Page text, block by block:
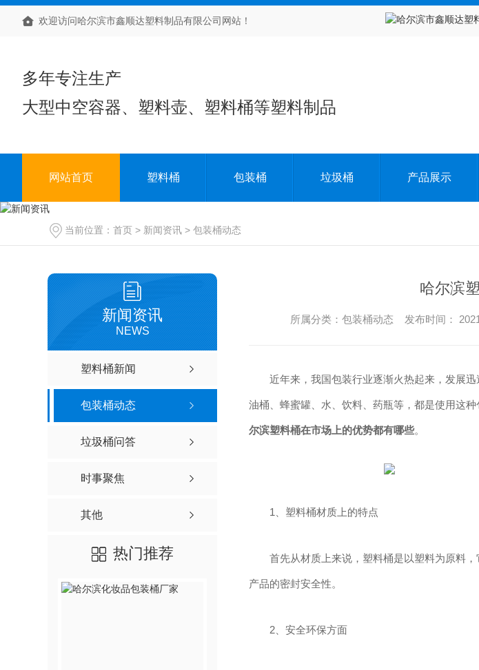
欢迎访问哈尔滨市鑫顺达塑料制品有限公司网站！
多年专注生产
大型中空容器、塑料壶、塑料桶等塑料制品
网站首页 塑料桶 包装桶 垃圾桶 产品展示
当前位置： 首页 > 新闻资讯 > 包装桶动态
新闻资讯
NEWS
塑料桶新闻
包装桶动态
垃圾桶问答
时事聚焦
其他
热门推荐
哈尔滨
所属分类：包装桶动态 发布时间：
近年来，我国包装行业逐渐火热起来，发展迅
油桶、蜂蜜罐、水、饮料、药瓶等，都是使用这
尔滨塑料桶在市场上的优势都有哪些。
1、塑料桶材质上的特点
首先从材质上来说，塑料桶是以塑料为原料
产品的密封安全性。
2、安全环保方面